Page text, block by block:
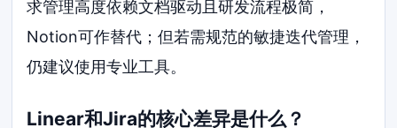
求管理高度依赖文档驱动且研发流程极简，
Notion可作替代；但若需规范的敏捷迭代管理，
仍建议使用专业工具。
Linear和Jira的核心差异是什么？